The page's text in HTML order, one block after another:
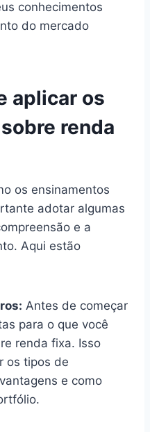
conhecimentos
do mercado
aplicar os
renda
os ensinamentos
adotar algumas
e a
Aqui estão
Antes de começar
para o que você
renda fixa. Isso
os tipos de
e como